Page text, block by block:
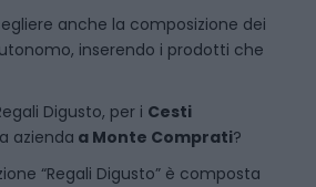
anche la composizione dei
inserendo i prodotti che
Digusto, per i Cesti
azienda a Monte Comprati?
“Regali Digusto” è composta